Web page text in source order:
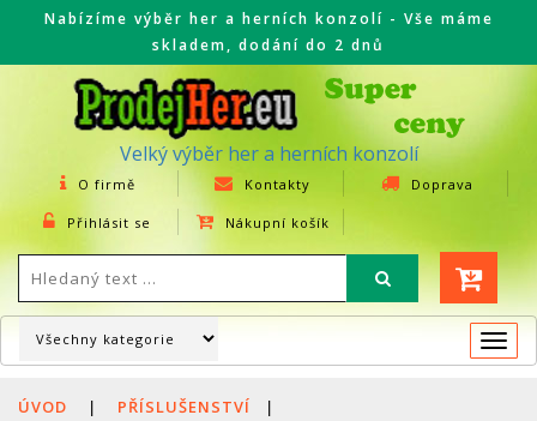
Nabízíme výběr her a herních konzolí - Vše máme
skladem, dodání do 2 dnů
Velký výběr her a herních konzolí
O firmě Kontakty Doprava
Přihlásit se Nákupní košík
ÚVOD | PŘÍSLUŠENSTVÍ
|